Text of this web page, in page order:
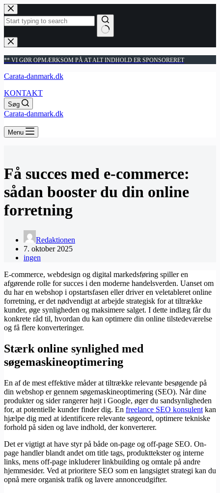
Fortsæt
til
indhold
Ingen
resultater
** VI GØR OPMÆRKSOM PÅ AT ALT INDHOLD ER SPONSORERET
Carata-danmark.dk
KONTAKT
Søg
Carata-danmark.dk
Menu
Få succes med e-commerce:
sådan booster du din online
forretning
Redaktionen
7. oktober 2025
ingen
E-commerce, webdesign og digital markedsføring spiller en
afgørende rolle for succes i den moderne handelsverden. Uanset om
du har en webshop i opstartsfasen eller driver en veletableret online
forretning, er det nødvendigt at arbejde strategisk for at tiltrække
kunder, øge synligheden og maksimere salget. I dette indlæg får du
konkrete råd til, hvordan du kan optimere din online tilstedeværelse
og få flere konverteringer.
Stærk online synlighed med
søgemaskineoptimering
En af de mest effektive måder at tiltrække relevante besøgende på
din webshop er gennem søgemaskineoptimering (SEO). Når dine
produkter og sider rangerer højt i Google, øger du sandsynligheden
for, at potentielle kunder finder dig. En freelance SEO konsulent kan
hjælpe dig med at identificere relevante søgeord, optimere tekniske
forhold på siden og lave indhold, der konverterer.
Det er vigtigt at have styr på både on-page og off-page SEO. On-
page handler blandt andet om title tags, produkttekster og interne
links, mens off-page inkluderer linkbuilding og omtale på andre
hjemmesider. Ved at prioritere SEO som en langsigtet strategi kan du
opnå mere organisk trafik og lavere annonceudgifter.